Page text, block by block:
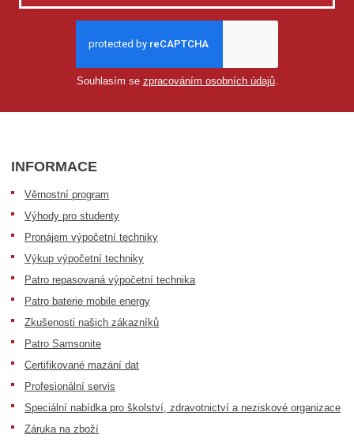
Souhlasím se zpracováním osobních údajů.
INFORMACE
Věrnostní program
Výhody pro studenty
Pronájem výpočetní techniky
Výkup výpočetní techniky
Patro repasovaná výpočetní technika
Patro baterie mobile energy
Zkušenosti našich zákazníků
Patro Samsonite
Certifikované mazání dat
Profesionální servis
Speciální nabídka pro školství, zdravotnictví a neziskové organizace
Záruka na zboží